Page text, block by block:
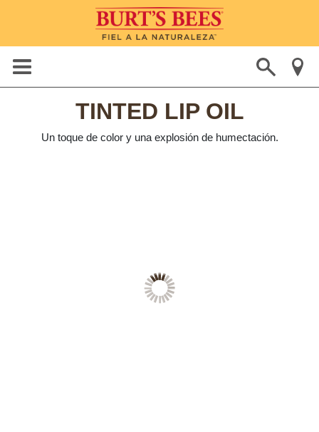
TINTED LIP OIL
Un toque de color y una explosión de humectación.